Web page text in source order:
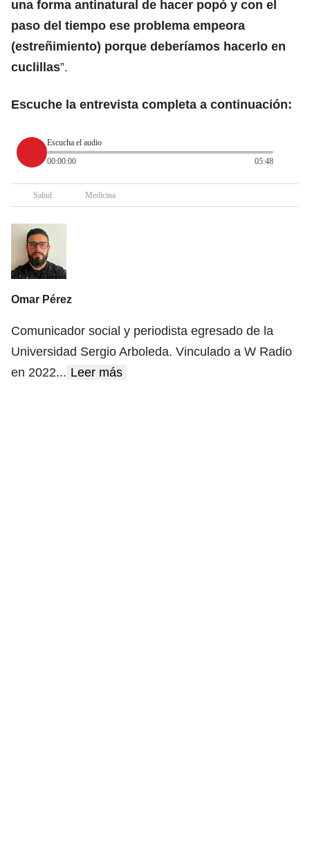
una forma antinatural de hacer popó y con el
paso del tiempo ese problema empeora
(estreñimiento) porque deberíamos hacerlo en
cuclillas”.
Escuche la entrevista completa a continuación:
Escucha el audio
00:00:00
05:48
Salud Medicina
Omar Pérez
Comunicador social y periodista egresado de la
Universidad Sergio Arboleda. Vinculado a W Radio
en 2022... Leer más